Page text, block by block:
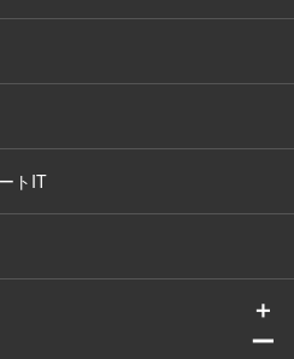
トIT
＋
ー